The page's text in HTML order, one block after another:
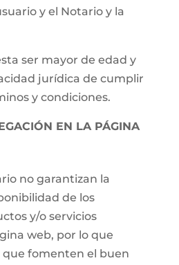
y el Notario y la
ser mayor de edad y
jurídica de cumplir
y condiciones.
EN LA PÁGINA
no garantizan la
de los
y/o servicios
web, por lo que
que fomenten el buen